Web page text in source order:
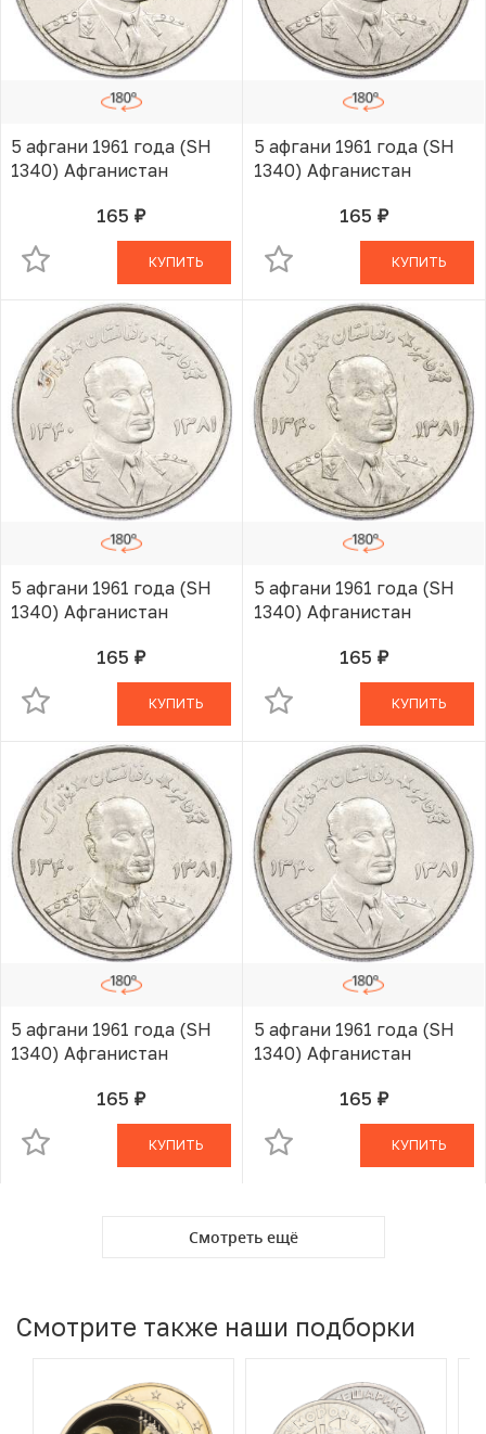
5 афгани 1961 года (SH
1340) Афганистан
165 руб.В КОРЗИНЕ
КУПИТЬ
5 афгани 1961 года (SH
1340) Афганистан
165 руб.В КОРЗИНЕ
КУПИТЬ
5 афгани 1961 года (SH
1340) Афганистан
165 руб.В КОРЗИНЕ
КУПИТЬ
5 афгани 1961 года (SH
1340) Афганистан
165 руб.В КОРЗИНЕ
КУПИТЬ
5 афгани 1961 года (SH
1340) Афганистан
165 руб.В КОРЗИНЕ
КУПИТЬ
5 афгани 1961 года (SH
1340) Афганистан
165 руб.В КОРЗИНЕ
КУПИТЬ
Смотреть ещё
Смотрите также наши подборки